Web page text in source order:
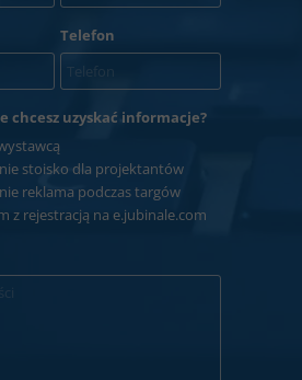
Telefon
chcesz uzyskać informacje?
stoisko dla projektantów
reklama podczas targów
z rejestracją na e.jubinale.com